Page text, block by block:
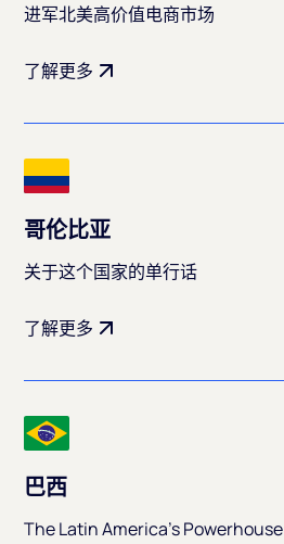
进军北美高价值电商市场
了解更多
哥伦比亚
关于这个国家的单行话
了解更多
巴西
The Latin America's Powerhouse